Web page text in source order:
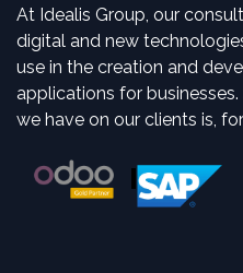
At Idealis Group, our
digital and new
use in the creation and
applications for
we have on our clients is,